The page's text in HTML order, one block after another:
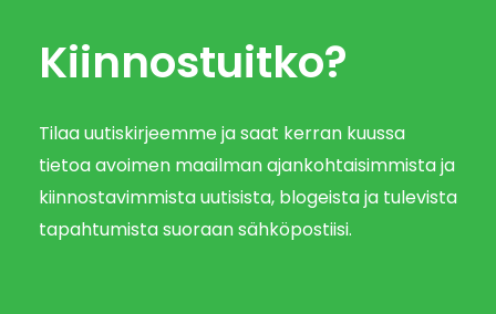
Kiinnostuitko?
Tilaa uutiskirjeemme ja saat kerran kuussa
tietoa avoimen maailman ajankohtaisimmista ja
kiinnostavimmista uutisista, blogeista ja tulevista
tapahtumista suoraan sähköpostiisi.